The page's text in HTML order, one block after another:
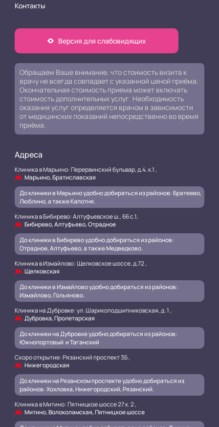
Контакты
Версия для слабовидящих
Обращаем Ваше внимание, что стоимость визита к
врачу не всегда совпадает с указанной ценой приёма.
Окончательная стоимость приема может включать
стоимость дополнительных услуг. Необходимость
оказания услуг определяется врачом в зависимости
от медицинских показаний непосредственно во время
приёма.
Адреса
Клиника в Марьино: Перервинский бульвар, д.4. к.1 ,
Марьино, Братиславская
До клиники в Марьино удобно добираться из районов: Братеево,
Люблино, а также Капотня.
Клиника в Бибирево: Алтуфьевское ш., 66 с.1,
Бибирево, Алтуфьево, Отрадное
До клиники в Бибирево удобно добираться из районов:
Отрадное, Алтуфьево, а также Медведково.
Клиника в Измайлово: Щелковское шоссе, д.72 ,
Щелковская
До клиники в Измайлово удобно добираться из районов:
Измайлово, Гольяново.
Клиника на Дубровке: ул. Шарикоподшипниковская, д. 1 ,
Дубровка, Пролетарская
До клиники на Дубровке удобно добираться из районов:
Южнопортовый и Таганский.
Скоро открытие: Рязанский проспект 3Б ,
Нижегородская
До клиники на Рязанском проспекте удобно добираться из
районов: Хохловка, Нижегородский, Рязанский..
Клиника в Митино: Пятницкое шоссе 27 к. 2 ,
Митино, Волоколамская, Пятницкое шоссе